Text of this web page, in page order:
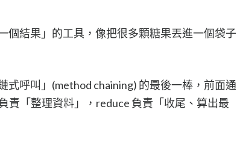
個結果」的工具，像把很多顆糖果丟進一個袋子
式呼叫」(method chaining) 的最後一棒，前面通
責「整理資料」，reduce 負責「收尾、算出最